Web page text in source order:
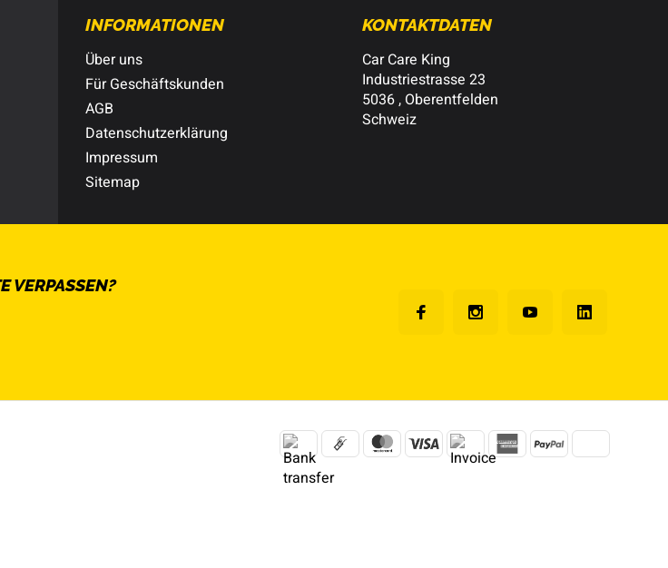
INFORMATIONEN
Über uns
Für Geschäftskunden
AGB
Datenschutzerklärung
Impressum
Sitemap
KONTAKTDATEN
Car Care King
Industriestrasse 23
5036 , Oberentfelden
Schweiz
VERPASSEN?